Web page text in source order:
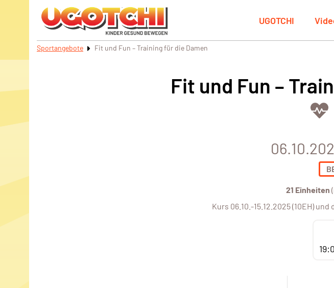
UGOTCHI
Sportangebote Fit und Fun – Training für die Damen
Fit und Fun –
21 Einheiten
Kurs 06.10.-15.12.2025 (10EH)